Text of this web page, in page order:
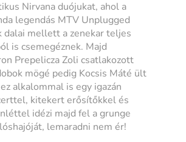
Nirvana duójukat, ahol a
legendás MTV Unplugged
mellett a zenekar teljes
is csemegéznek. Majd
Prepelicza Zoli csatlakozott
mögé pedig Kocsis Máté ült
alkalommal is egy igazán
kitekert erősítőkkel és
idézi majd fel a grunge
lemaradni nem ér!